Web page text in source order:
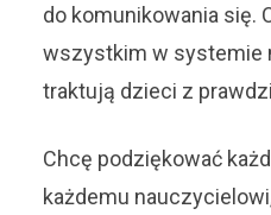
do komunikowania się.
wszystkim w systemie
traktują dzieci z
Chcę podziękować
każdemu